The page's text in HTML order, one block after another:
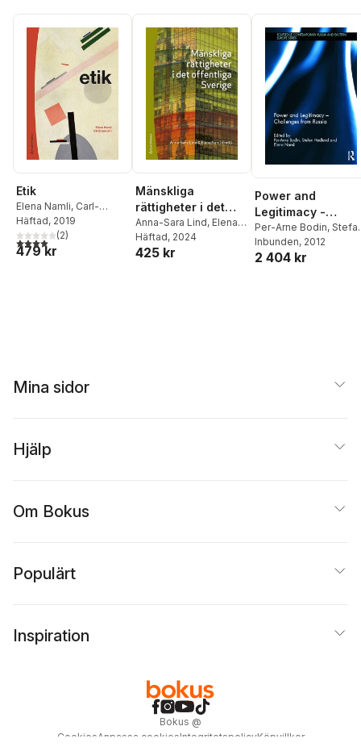
Etik
Elena Namli, Carl-
Henric Grenholm
Häftad, 2019
4,0utav 5 stjärnor. Totalt antal röster:
(2)
479 kr
Mänskliga
rättigheter i det
offentliga Sverige
Anna-Sara Lind, Elena
Namli,Thomas Bull
Jenny Ehnberg
Häftad, 2024
425 kr
Power and
Legitimacy -
Challenges from
Russia
Per-Arne Bodin,
Hedlund,Elena Namli
Inbunden, 2012
2 404 kr
Mina sidor
Hjälp
Om Bokus
Populärt
Inspiration
Bokus @
Cookies Anpassa cookiesIntegritetspolicyKöpvillkor